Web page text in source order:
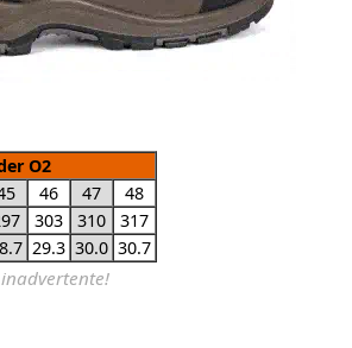
O2
46 47
48
303 310
317
29.3 30.0 30.7